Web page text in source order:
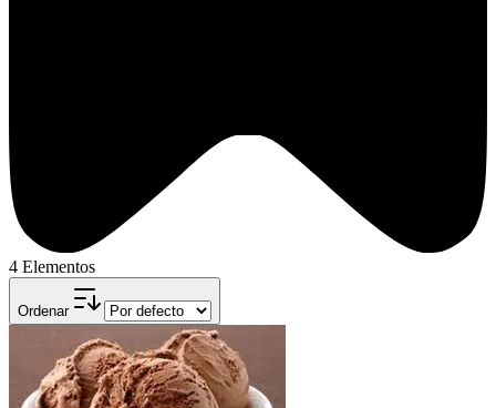
4 Elementos
Ordenar